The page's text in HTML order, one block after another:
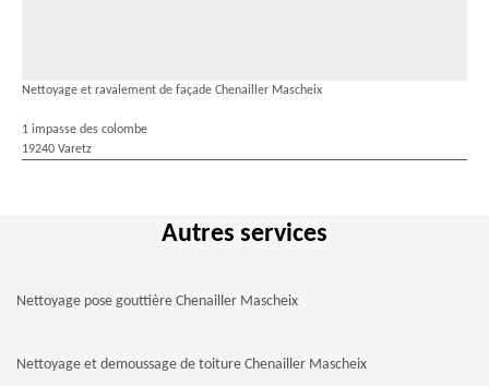
Nettoyage et ravalement de façade Chenailler Mascheix
1 impasse des colombe
19240 Varetz
Autres services
Nettoyage pose gouttière Chenailler Mascheix
Nettoyage et demoussage de toiture Chenailler Mascheix